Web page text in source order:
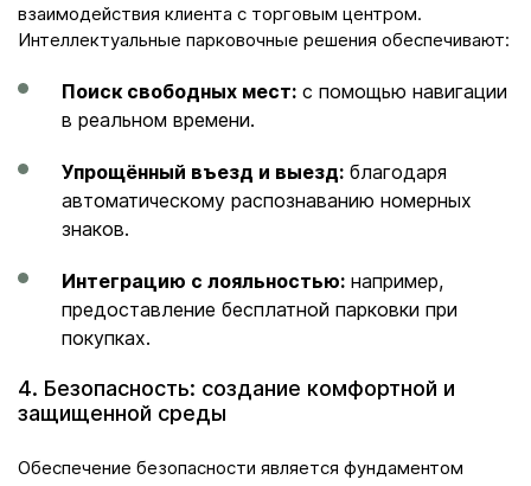
взаимодействия клиента с торговым центром.
Интеллектуальные парковочные решения обеспечивают:
Поиск свободных мест: с помощью навигации
в реальном времени.
Упрощённый въезд и выезд: благодаря
автоматическому распознаванию номерных
знаков.
Интеграцию с лояльностью: например,
предоставление бесплатной парковки при
покупках.
4. Безопасность: создание комфортной и
защищенной среды
Обеспечение безопасности является фундаментом